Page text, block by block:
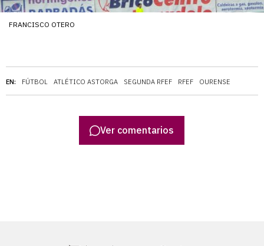
EN: FÚTBOL ATLÉTICO ASTORGA SEGUNDA RFEF RFEF OURENSE
FRANCISCO OTERO
Ver comentarios